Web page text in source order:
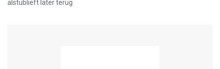
alstublieft later terug